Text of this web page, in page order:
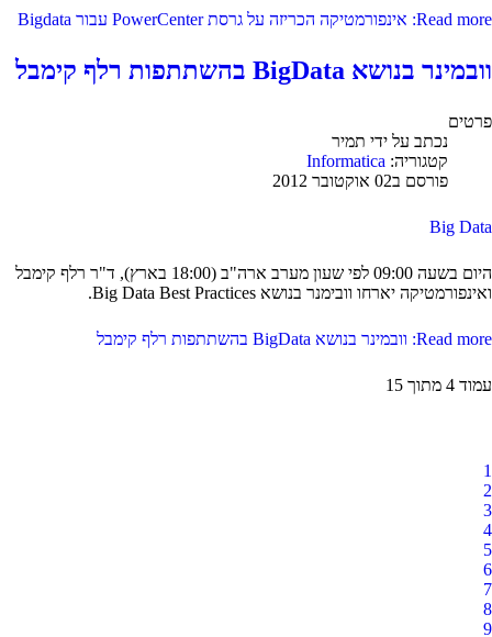
Read more: אינפורמטיקה הכריזה על גרסת PowerCenter עבור Bigdata
וובמינר בנושא BigData בהשתתפות רלף קימבל
פרטים
נכתב על ידי תמיר
קטגוריה: Informatica
פורסם ב02 אוקטובר 2012
Big Data
היום בשעה 09:00 לפי שעון מערב ארה"ב (18:00 בארץ), ד"ר רלף קימבל
ואינפורמטיקה יארחו וובימנר בנושא Big Data Best Practices.
Read more: וובמינר בנושא BigData בהשתתפות רלף קימבל
עמוד 4 מתוך 15
1
2
3
4
5
6
7
8
9